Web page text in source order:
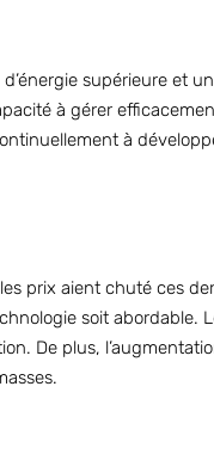
supérieure et
à gérer
à
prix aient chuté ces
soit abordable.
De plus,